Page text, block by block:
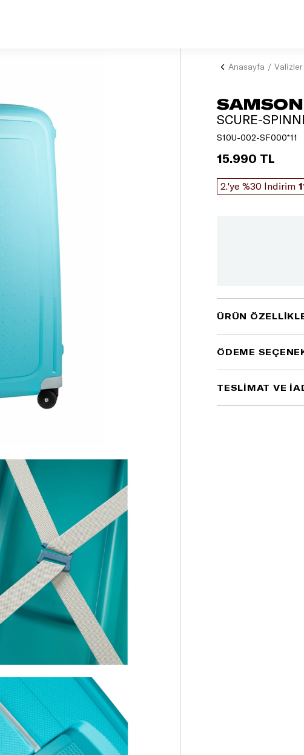
Anasayfa Valizler
SCURE-
S10U-002-SF000*11
15.990 TL
2.'ye %30 İndirim
ÜRÜN
ÖDEME
TESLİMAT VE